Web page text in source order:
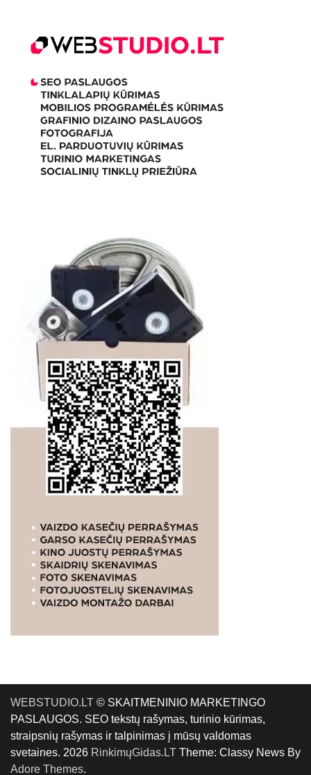
WEBSTUDIO.LT © SKAITMENINIO MARKETINGO
PASLAUGOS. SEO tekstų rašymas, turinio kūrimas,
straipsnių rašymas ir talpinimas į mūsų valdomas
svetaines. 2026 RinkimųGidas.LT Theme: Classy News By
Adore Themes.